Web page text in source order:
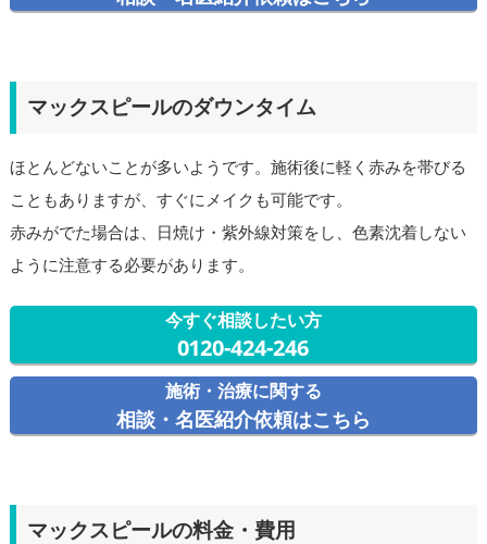
マックスピールのダウンタイム
ほとんどないことが多いようです。施術後に軽く赤みを帯びる
こともありますが、すぐにメイクも可能です。
赤みがでた場合は、日焼け・紫外線対策をし、色素沈着しない
ように注意する必要があります。
今すぐ相談したい方
0120-424-246
施術・治療に関する
相談・名医紹介依頼はこちら
マックスピールの料金・費用